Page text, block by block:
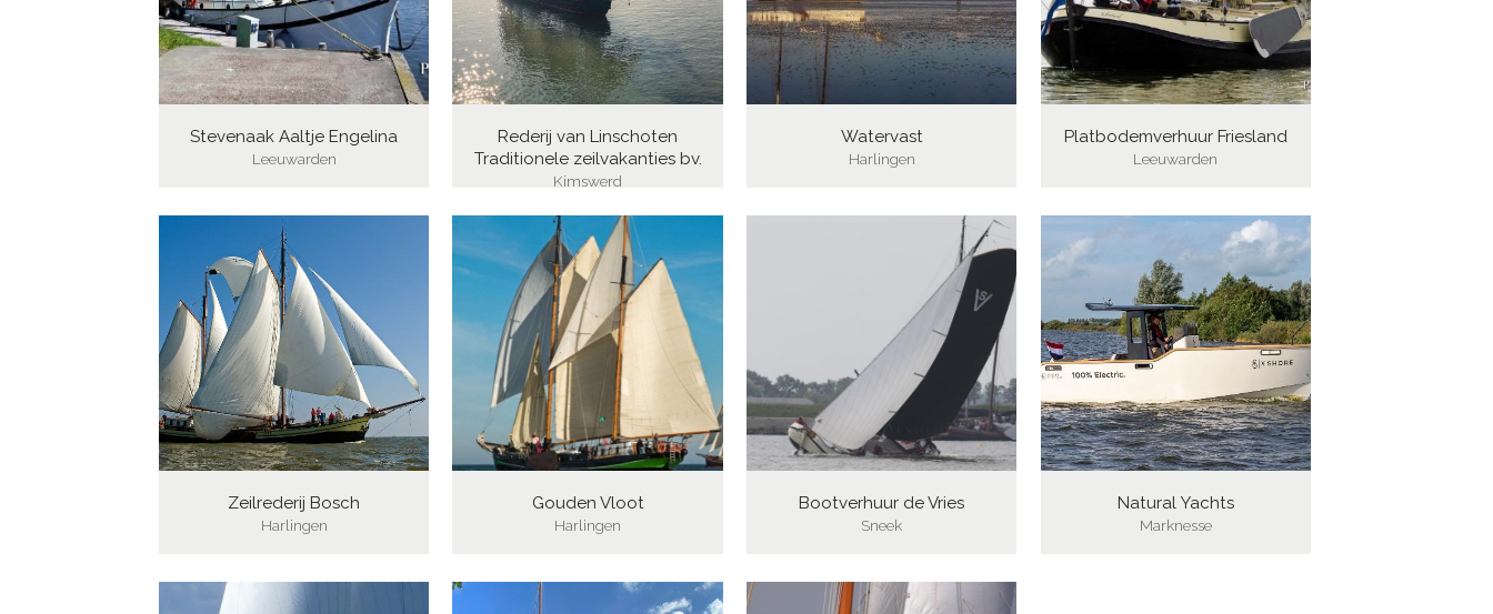
Stevenaak Aaltje Engelina
Leeuwarden
Rederij van Linschoten
Traditionele zeilvakanties bv.
Kimswerd
Watervast
Harlingen
Platbodemverhuur Friesland
Leeuwarden
Zeilrederij Bosch
Harlingen
Gouden Vloot
Harlingen
Bootverhuur de Vries
Sneek
Natural Yachts
Marknesse